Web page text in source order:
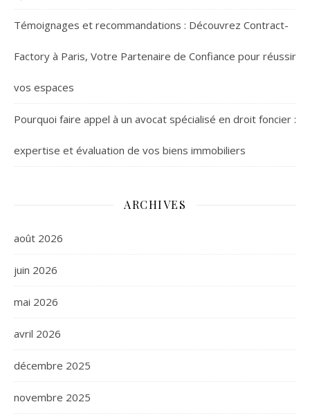
Témoignages et recommandations : Découvrez Contract-
Factory à Paris, Votre Partenaire de Confiance pour réussir
vos espaces
Pourquoi faire appel à un avocat spécialisé en droit foncier :
expertise et évaluation de vos biens immobiliers
ARCHIVES
août 2026
juin 2026
mai 2026
avril 2026
décembre 2025
novembre 2025